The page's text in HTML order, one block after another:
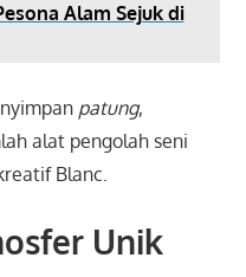
Alam Sejuk di
patung,
alat pengolah seni
Blanc.
Unik